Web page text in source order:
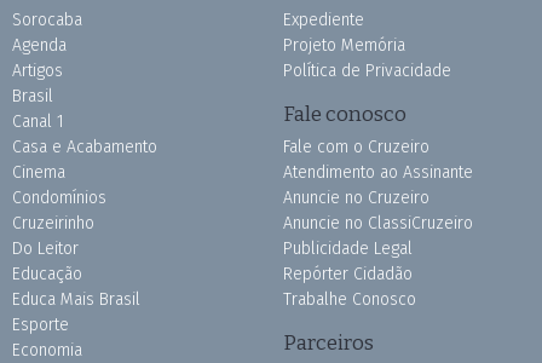
Sorocaba
Agenda
Artigos
Brasil
Canal 1
Casa e Acabamento
Cinema
Condomínios
Cruzeirinho
Do Leitor
Educação
Educa Mais Brasil
Esporte
Economia
Expediente
Projeto Memória
Política de Privacidade
Fale conosco
Fale com o Cruzeiro
Atendimento ao Assinante
Anuncie no Cruzeiro
Anuncie no ClassiCruzeiro
Publicidade Legal
Repórter Cidadão
Trabalhe Conosco
Parceiros